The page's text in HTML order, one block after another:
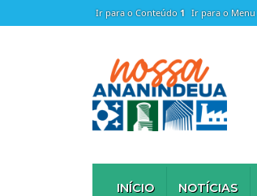
Ir para o Conteúdo 1 Ir para o Menu
INÍCIO NOTÍCIAS